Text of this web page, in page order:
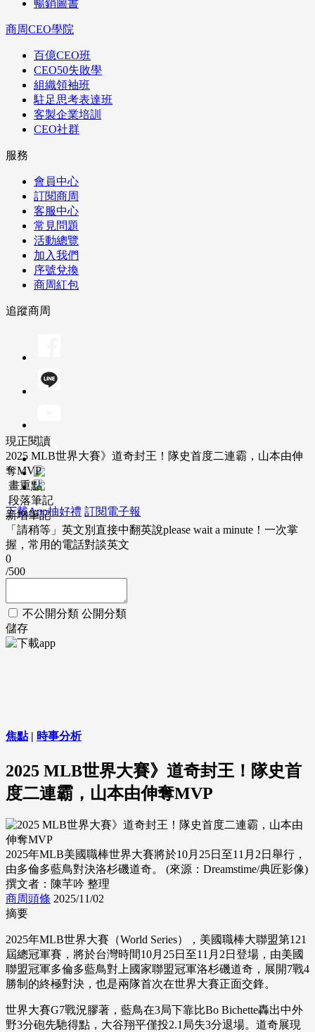
暢銷圖書
商周CEO學院
百億CEO班
CEO50失敗學
組織領袖班
駐足思考表達班
客製企業培訓
CEO社群
服務
會員中心
訂閱商周
客服中心
常見問題
活動總覽
加入我們
序號兌換
商周紅包
追蹤商周
下載App抽好禮 訂閱電子報
現正閱讀
2025 MLB世界大賽》道奇封王！隊史首度二連霸，山本由伸
奪MVP
畫重點
段落筆記
新增筆記
「請稍等」英文別直接中翻英說please wait a minute！一次掌
握，常用的電話對談英文
0
/500
不公開分類 公開分類
儲存
焦點| 時事分析
2025 MLB世界大賽》道奇封王！隊史首
度二連霸，山本由伸奪MVP
2025年MLB美國職棒世界大賽將於10月25日至11月2日舉行，
由多倫多藍鳥對決洛杉磯道奇。 (來源：Dreamstime/典匠影像)
撰文者：陳芊吟 整理
商周頭條 2025/11/02
摘要
2025年MLB世界大賽（World Series），美國職棒大聯盟第121
屆總冠軍賽，將於台灣時間10月25日至11月2日登場，由美國
聯盟冠軍多倫多藍鳥對上國家聯盟冠軍洛杉磯道奇，展開7戰4
勝制的終極對決，也是兩隊首次在世界大賽正面交鋒。
世界大賽G7戰況膠著，藍鳥在3局下靠比Bo Bichette轟出中外
野3分砲先馳得點，大谷翔平僅投2.1局失3分退場。道奇展現